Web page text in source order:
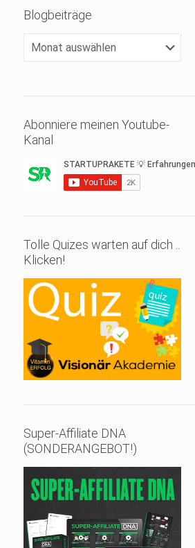
Blogbeiträge
Blogbeiträge
Abonniere meinen Youtube-
Kanal
Tolle Quizes warten auf dich ..
Klicken!
Super-Affiliate DNA
(SONDERANGEBOT!)